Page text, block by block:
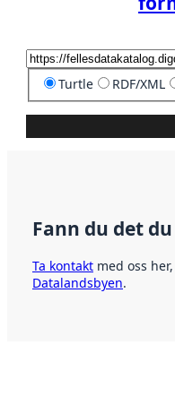
Turtle RDF/XML
Fann du det
Ta kontakt med oss
Datalandsbyen.